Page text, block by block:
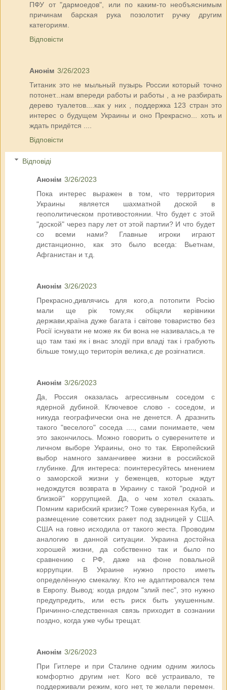
ПФУ от "дармоедов", или по каким-то необъяснимым
причинам барская рука позолотит ручку другим
категориям.
Відповісти
Анонім 3/26/2023
Титаник это не мыльный пузырь России который точно
потонет...нам впереди работы и работы , а не разбирать
дерево туалетов....как у них , поддержка 123 стран это
интерес о будущем Украины и оно Прекрасно... хоть и
ждать придётся ....
Відповісти
Відповіді
Анонім 3/26/2023
Пока интерес выражен в том, что территория
Украины является шахматной доской в
геополитическом противостоянии. Что будет с этой
"доской" через пару лет от этой партии? И что будет
со всеми нами? Главные игроки играют
дистанционно, как это было всегда: Вьетнам,
Афганистан и т.д.
Анонім 3/26/2023
Прекрасно,дивлячись для кого,а потопити Росію
мали ще рік тому,як обіцяли керівники
держави,країна дуже багата і світове товариство без
Росії існувати не може як би вона не називалась,а те
що там такі як і внас злодії при владі так і грабують
більше тому,що територія велика,є де розігнатися.
Анонім 3/26/2023
Да, Россия оказалась агрессивным соседом с
ядерной дубиной. Ключевое слово - соседом, и
никуда географически она не денется. А дразнить
такого "веселого" соседа ...., сами понимаете, чем
это закончилось. Можно говорить о суверенитете и
личном выборе Украины, оно то так. Европейский
выбор намного заманчивее жизни в российской
глубинке. Для интереса: поинтересуйтесь мнением
о заморской жизни у беженцев, которые ждут
недождутся возврата в Украину с такой "родной и
близкой" коррупцией. Да, о чем хотел сказать.
Помним карибский кризис? Тоже суверенная Куба, и
размещение советских ракет под задницей у США.
США на говно исходила от такого жеста. Проводим
аналогию в данной ситуации. Украина достойна
хорошей жизни, да собственно так и было по
сравнению с РФ, даже на фоне повальной
коррупции. В Украине нужно просто иметь
определённую смекалку. Кто не адаптировался тем
в Европу. Вывод: когда рядом "злий пес", это нужно
предупредить, или есть риск быть укушенным.
Причинно-следственная связь приходит в сознании
поздно, когда уже чубы трещат.
Анонім 3/26/2023
При Гитлере и при Сталине одним одним жилось
комфортно другим нет. Кого всё устраивало, те
поддерживали режим, кого нет, те желали перемен.